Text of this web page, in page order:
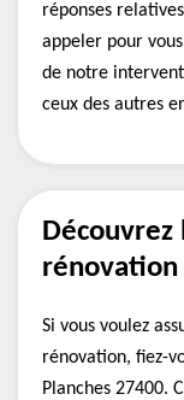
réponses
appeler pour
de notre
ceux des autres
Découvrez
rénovation
Si vous voulez
rénovation, fiez-
Planches 27400.